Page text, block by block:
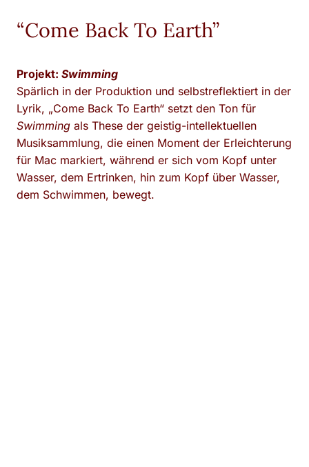
“Come Back To Earth”
Projekt: Swimming
Spärlich in der Produktion und selbstreflektiert in der
Lyrik, „Come Back To Earth“ setzt den Ton für
Swimming als These der geistig-intellektuellen
Musiksammlung, die einen Moment der Erleichterung
für Mac markiert, während er sich vom Kopf unter
Wasser, dem Ertrinken, hin zum Kopf über Wasser,
dem Schwimmen, bewegt.